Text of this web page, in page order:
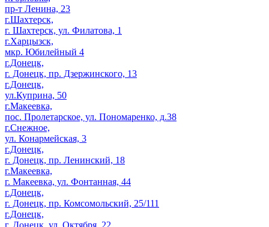
пр-т Ленина, 23
г.Шахтерск,
г. Шахтерск, ул. Филатова, 1
г.Харцызск,
мкр. Юбилейный 4
г.Донецк,
г. Донецк, пр. Дзержинского, 13
г.Донецк,
ул.Куприна, 50
г.Макеевка,
пос. Пролетарское, ул. Пономаренко, д.38
г.Снежное,
ул. Конармейская, 3
г.Донецк,
г. Донецк, пр. Ленинский, 18
г.Макеевка,
г. Макеевка, ул. Фонтанная, 44
г.Донецк,
г. Донецк, пр. Комсомольский, 25/111
г.Донецк,